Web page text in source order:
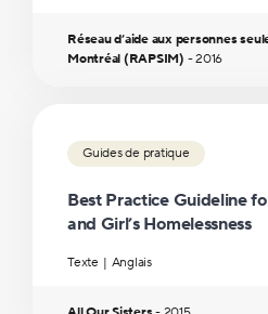
Réseau d’aide aux personnes
Montréal (RAPSIM) -2016
Guides de pratique
Best Practice Guideline
and Girl’s Homelessness
Texte Anglais